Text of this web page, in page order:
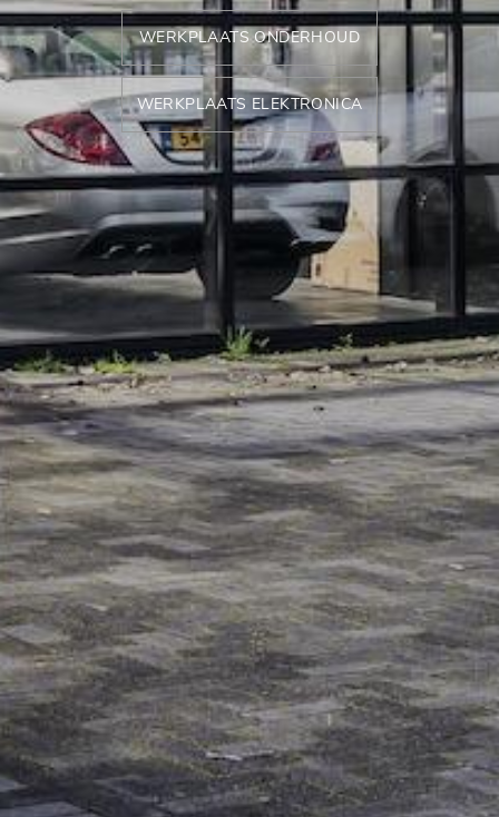
WERKPLAATS ONDERHOUD
WERKPLAATS ELEKTRONICA